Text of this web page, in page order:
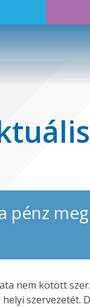
pénz
nem kötött
szervezetét.